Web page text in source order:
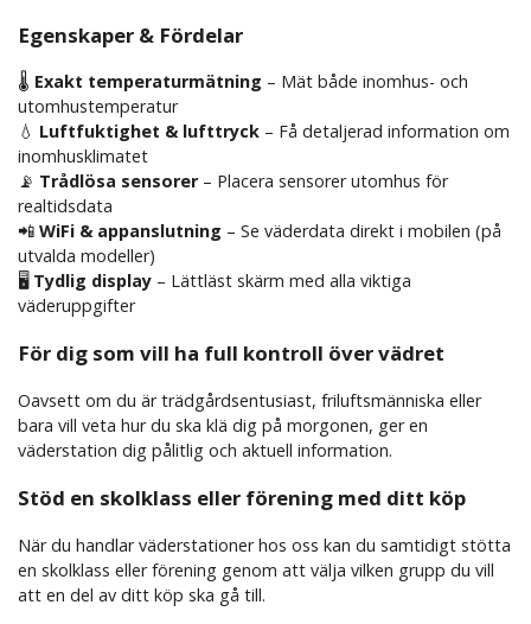
Egenskaper & Fördelar
🌡 Exakt temperaturmätning – Mät både inomhus- och
utomhustemperatur
💧 Luftfuktighet & lufttryck – Få detaljerad information om
inomhusklimatet
📡 Trådlösa sensorer– Placera sensorer utomhus för
realtidsdata
📲 WiFi & appanslutning – Se väderdata direkt i mobilen (på
utvalda modeller)
🖥 Tydlig display – Lättläst skärm med alla viktiga
väderuppgifter
För dig som vill ha full kontroll över vädret
Oavsett om du är trädgårdsentusiast, friluftsmänniska eller
bara vill veta hur du ska klä dig på morgonen, ger en
väderstation dig pålitlig och aktuell information.
Stöd en skolklass eller förening med ditt köp
När du handlar väderstationer hos oss kan du samtidigt stötta
en skolklass eller förening genom att välja vilken grupp du vill
att en del av ditt köp ska gå till.